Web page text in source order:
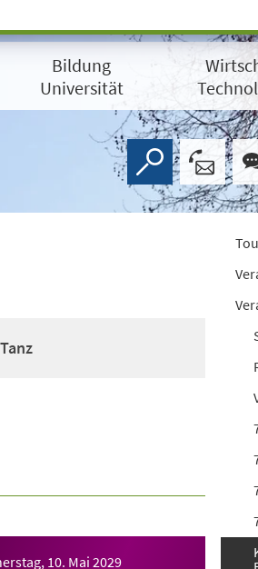
Bildung
Universität
10. Mai 2029